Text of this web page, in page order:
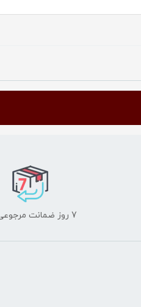
7 روز ضمانت مرجوعی کالا